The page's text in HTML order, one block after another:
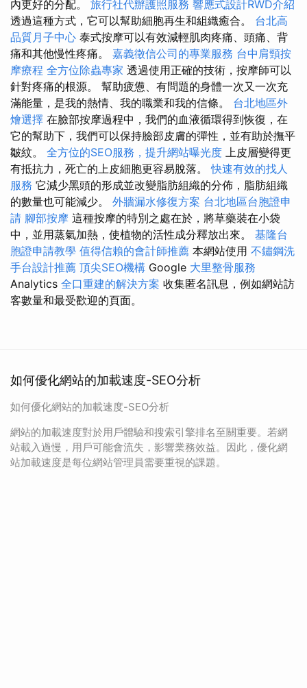
內更好的分配。 旅行社代辦護照服務 響應式設計RWD介紹
透過這種方式，它可以幫助細胞再生和組織癒合。 台北高
品質月子中心 泰式按摩可以有效減輕肌肉疼痛、頭痛、背
痛和其他慢性疼痛。 嘉義徵信公司的專業服務 台中肩頸按
摩療程 全方位除蟲專家 透過使用正確的技術，按摩師可以
針對疼痛的根源。 幫助疲憊、有問題的身體一次又一次充
滿能量，是我的熱情、我的職業和我的信條。 台北地區外
燴選擇 在臉部按摩過程中，我們的血液循環得到恢復，在
它的幫助下，我們可以保持臉部皮膚的彈性，並有助於撫平
皺紋。 全方位的SEO服務，提升網站曝光度 上皮層變得更
有抵抗力，死亡的上皮細胞更容易脫落。快速有效的找人
服務 它減少黑頭的形成並改變脂肪組織的分佈，脂肪組織
的數量也可能減少。 外牆漏水修復方案 台北地區台胞證申
請 腳部按摩 這種按摩的特別之處在於，將草藥裝在小袋
中，並用蒸氣加熱，使植物的活性成分釋放出來。 基隆台
胞證申請教學 值得信賴的會計師推薦 本網站使用 不鏽鋼洗
手台設計推薦 頂尖SEO機構 Google 大里整骨服務
Analytics 全口重建的解決方案 收集匿名訊息，例如網站訪
客數量和最受歡迎的頁面。
如何優化網站的加載速度-SEO分析
如何優化網站的加載速度-SEO分析
網站的加載速度對於用戶體驗和搜索引擎排名至關重要。若網
站載入過慢，用戶可能會流失，影響業務效益。因此，優化網
站加載速度是每位網站管理員需要重視的課題。